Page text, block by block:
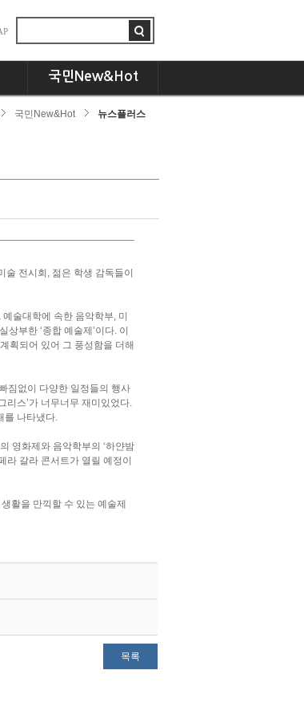
국민New&Hot
뉴스플러스
국민New&Hot 뉴스플러스
전시회, 젊은 학생 감독들이
술대학에 속한 음악학부, 미
부한 ‘종합 예술제’이다. 이
획되어 있어 그 풍성함을 더해
짐없이 다양한 일정들의 행사
리스’가 너무너무 재미있었다.
를 나타냈다.
영화제와 음악학부의 ‘하얀밤
라 갈라 콘서트가 열릴 예정이
활을 만끽할 수 있는 예술제
목록